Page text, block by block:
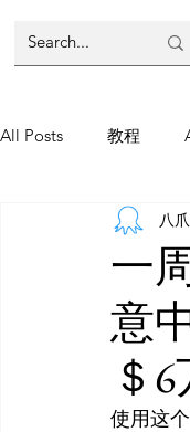
All Posts 教程
AI 工具
灵感库
一
意
＄
八
使用这